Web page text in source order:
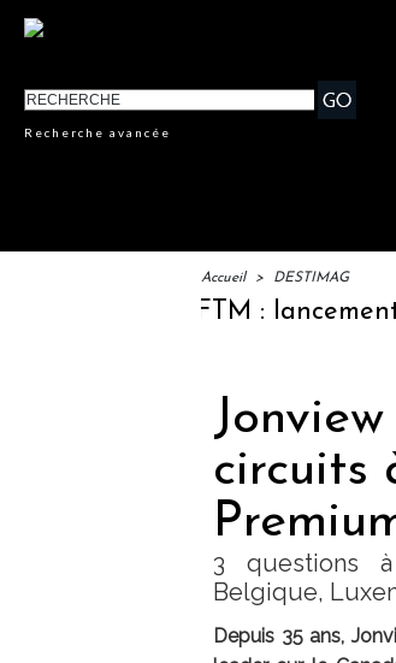
Recherche avancée
Accueil > DESTIMAG
IFTM : lancement
circuits
3 questions
Belgique,
Depuis 35 ans,